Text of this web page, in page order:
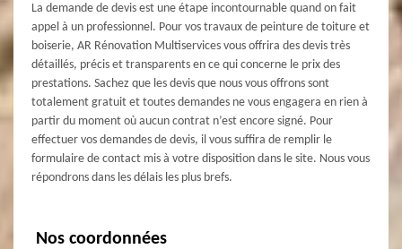
La demande de devis est une étape incontournable quand on fait
appel à un professionnel. Pour vos travaux de peinture de toiture et
boiserie, AR Rénovation Multiservices vous offrira des devis très
détaillés, précis et transparents en ce qui concerne le prix des
prestations. Sachez que les devis que nous vous offrons sont
totalement gratuit et toutes demandes ne vous engagera en rien à
partir du moment où aucun contrat n’est encore signé. Pour
effectuer vos demandes de devis, il vous suffira de remplir le
formulaire de contact mis à votre disposition dans le site. Nous vous
répondrons dans les délais les plus brefs.
Nos coordonnées